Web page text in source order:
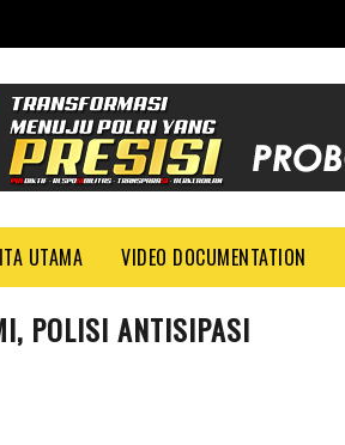
UTAMA VIDEO DOCUMENTATION
POLISI ANTISIPASI